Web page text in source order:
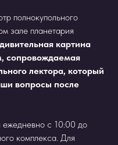
полнокупольного
зале планетария
картина
сопровождаемая
лектора, который
вопросы после
ежедневно c 10:00 до
комплекса. Для